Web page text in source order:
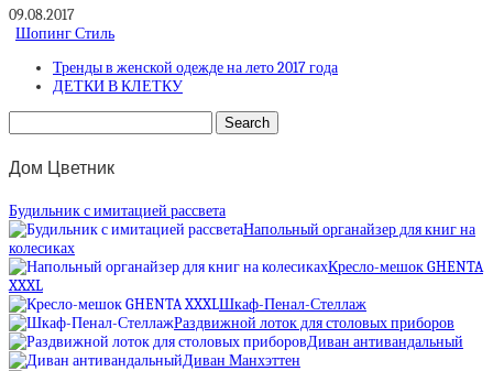
09.08.2017
Шопинг Стиль
Тренды в женской одежде на лето 2017 года
ДЕТКИ В КЛЕТКУ
Дом Цветник
Будильник с имитацией рассвета
Напольный органайзер для книг на
колесиках
Кресло-мешок GHENTA
XXXL
Шкаф-Пенал-Стеллаж
Раздвижной лоток для столовых приборов
Диван антивандальный
Диван Манхэттен